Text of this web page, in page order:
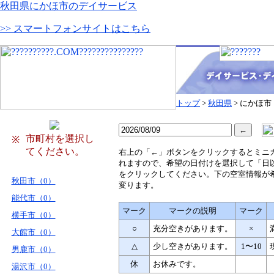
秋田県にかほ市のデイサービス
>> スマートフォンサイトはこちら
トップ> 秋田県 > にかほ市
※
市町村を選択し
てください。
秋田市（0）
能代市（0）
横手市（0）
大館市（0）
男鹿市（0）
湯沢市（0）
右上の「←」ボタンをクリックするとミニ
れますので、希望の日付けを選択して「日
をクリックしてください。下の空室情報が
変ります。
マーク マークの説明
マーク
○
充分空きがあります。 ×
△
少し空きがあります。 1〜10
休
お休みです。